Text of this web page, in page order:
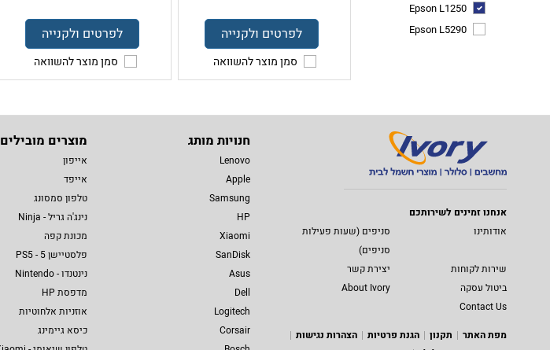
Epson L1250
Epson L5290
לפרטים ולקנייה
סמן מוצר להשוואה
לפרטים ולקנייה
סמן מוצר להשוואה
אנחנו זמינים לשירותכם
אודותינו
סניפים (שעות פעילות
סניפים)
שירות לקוחות
יצירת קשר
ביטול עסקה
About Ivory
Contact Us
מפת האתר
תקנון הגנת פרטיות
הצהרות נגישות
חנויות מותג
Lenovo
Apple
Samsung
HP
Xiaomi
SanDisk
Asus
Dell
Logitech
Corsair
מוצרים מובילים
אייפון
אייפד
טלפון סמסונג
נינג'ה גריל - Ninja
מכונת קפה
פלסטיישן 5 - PS5
נינטנדו - Nintendo
מדפסת HP
אוזניות אלחוטיות
כיסא גיימינג